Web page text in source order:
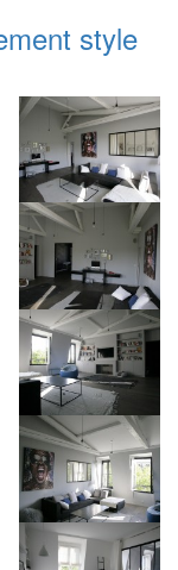
style